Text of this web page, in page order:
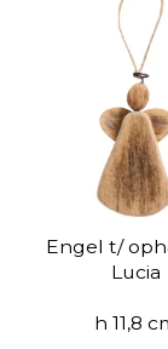
Engel t/
Lucia
h 11,8